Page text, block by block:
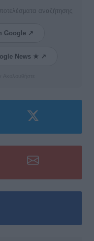
αναζήτησης
Google ↗
News ★ ↗